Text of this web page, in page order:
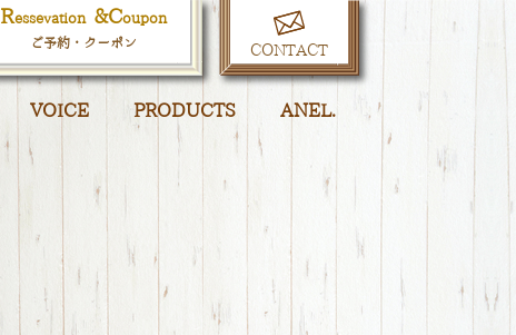
Ressevation &Coupon
ご予約・クーポン
CONTACT
VOICE PRODUCTS ANEL.